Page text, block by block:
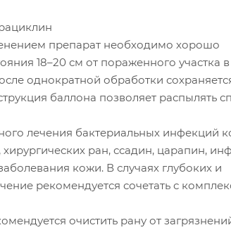
препарат необходимо хорошо
18–20 см от пораженного участка
однократной обработки
баллона позволяет распылять
лечения бактериальных инфекций
ран, ссадин, царапин,
кожи. В случаях глубоких и
рекомендуется сочетать с
очистить рану от